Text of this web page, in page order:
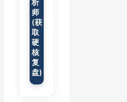
析
师
(获
取
硬
核
复
盘)